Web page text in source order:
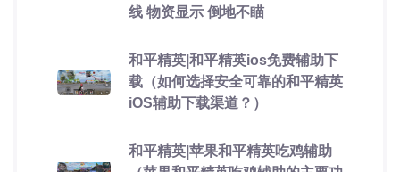
线 物资显示 倒地不瞄
和平精英|和平精英ios免费辅助下
载（如何选择安全可靠的和平精英
iOS辅助下载渠道？）
和平精英|苹果和平精英吃鸡辅助